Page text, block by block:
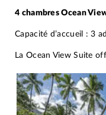
4 chambres Ocean
Capacité d’accueil : 3
La Ocean View Suite